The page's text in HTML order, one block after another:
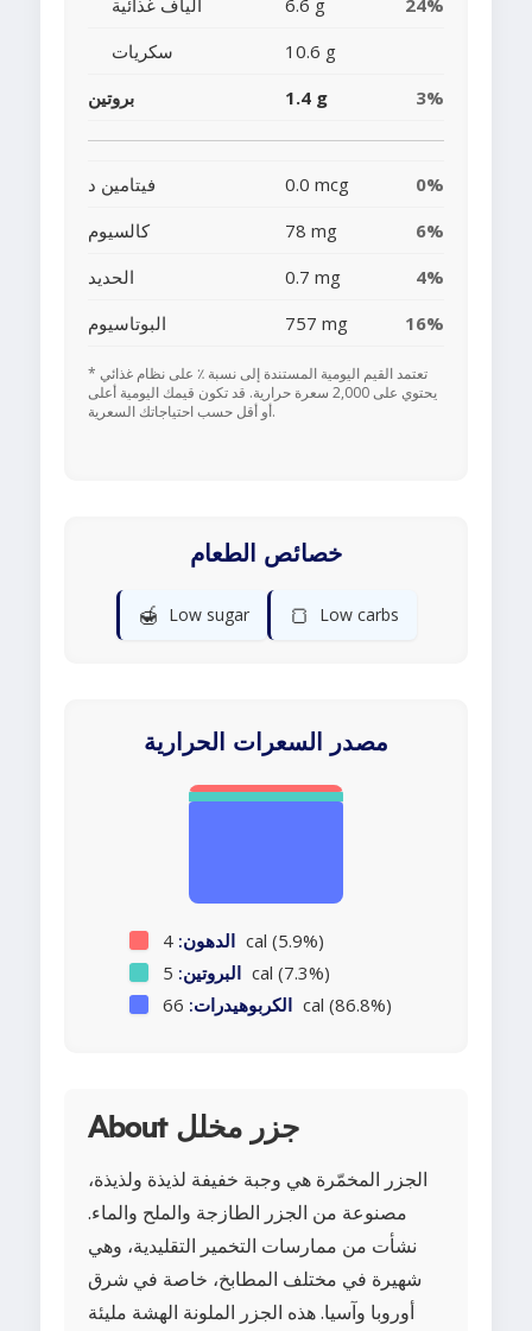
ألياف غذائية 6.6 g
24%
سكريات
10.6 g
بروتين
1.4 g 3%
فيتامين د 0.0 mcg
0%
كالسيوم
78 mg
6%
الحديد
0.7 mg
4%
البوتاسيوم
757 mg 16%
* تعتمد القيم اليومية المستندة إلى نسبة ٪ على نظام غذائي
يحتوي على 2,000 سعرة حرارية. قد تكون قيمك اليومية أعلى
أو أقل حسب احتياجاتك السعرية.
خصائص الطعام
🍯 Low sugar 🍞 Low carbs
مصدر السعرات الحرارية
الدهون: 4 cal (5.9%)
البروتين: 5 cal (7.3%)
الكربوهيدرات: 66 cal (86.8%)
About جزر مخلل
الجزر المخمّرة هي وجبة خفيفة لذيذة ولذيذة،
مصنوعة من الجزر الطازجة والملح والماء.
نشأت من ممارسات التخمير التقليدية، وهي
شهيرة في مختلف المطابخ، خاصة في شرق
أوروبا وآسيا. هذه الجزر الملونة الهشة مليئة